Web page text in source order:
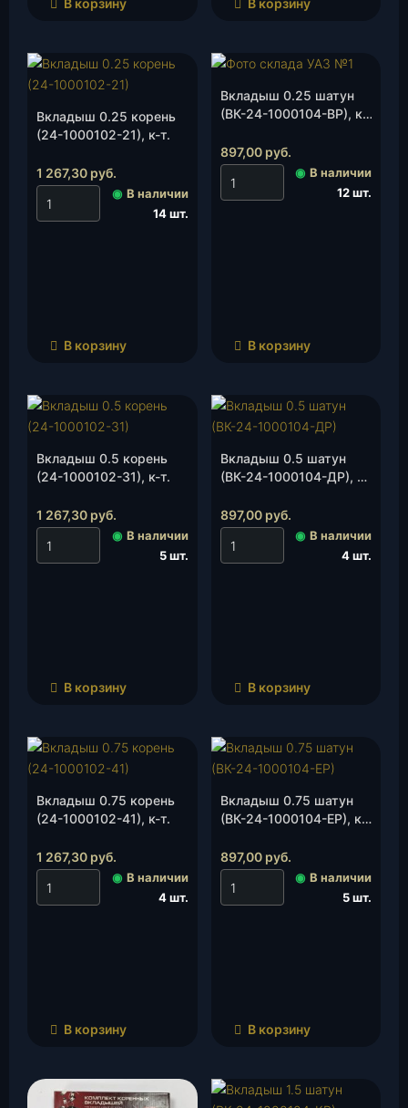
В корзину В корзину
Вкладыш 0.25 корень
(24-1000102-21), к-т.
1 267,30 руб.
◉ В наличии
14 шт.
В корзину
Вкладыш 0.25 шатун
(ВК-24-1000104-ВР), к-
897,00 руб.
◉ В наличии
12 шт.
В корзину
Вкладыш 0.5 корень
(24-1000102-31), к-т.
1 267,30 руб.
◉ В наличии
5 шт.
В корзину
Вкладыш 0.5 шатун
(ВК-24-1000104-ДР), к-
897,00 руб.
◉ В наличии
4 шт.
В корзину
Вкладыш 0.75 корень
(24-1000102-41), к-т.
1 267,30 руб.
◉ В наличии
4 шт.
В корзину
Вкладыш 0.75 шатун
(ВК-24-1000104-ЕР), к-
897,00 руб.
◉ В наличии
5 шт.
В корзину